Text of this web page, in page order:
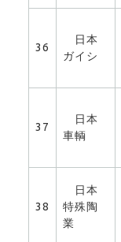
36
日本
ガイシ
37
日本
車輌
38
日本
特殊陶
業